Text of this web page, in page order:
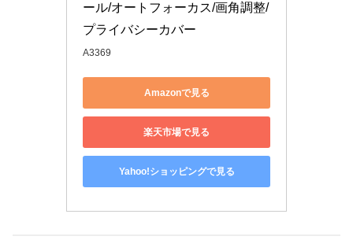
ール/オートフォーカス/画角調整/
プライバシーカバー
A3369
Amazonで見る
楽天市場で見る
Yahoo!ショッピングで見る